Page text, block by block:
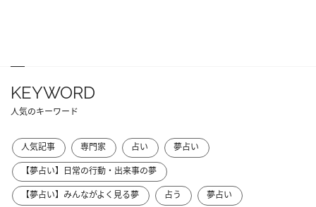
KEYWORD
人気のキーワード
人気記事 専門家 占い
夢占い
【夢占い】日常の行動・出来事の夢
【夢占い】みんながよく見る夢
占う 夢占い